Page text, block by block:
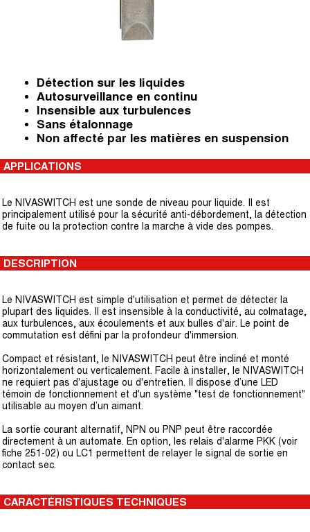
Détection sur les liquides
Autosurveillance en continu
Insensible aux turbulences
Sans étalonnage
Non affecté par les matières en suspension
APPLICATIONS
Le NIVASWITCH est une sonde de niveau pour liquide. Il est
principalement utilisé pour la sécurité anti-débordement, la détection
de fuite ou la protection contre la marche à vide des pompes.
DESCRIPTION
Le NIVASWITCH est simple d'utilisation et permet de détecter la
plupart des liquides. Il est insensible à la conductivité, au colmatage,
aux turbulences, aux écoulements et aux bulles d'air. Le point de
commutation est défini par la profondeur d'immersion.
Compact et résistant, le NIVASWITCH peut être incliné et monté
horizontalement ou verticalement. Facile à installer, le NIVASWITCH
ne requiert pas d'ajustage ou d'entretien. Il dispose d’une LED
témoin de fonctionnement et d'un système "test de fonctionnement"
utilisable au moyen d’un aimant.
La sortie courant alternatif, NPN ou PNP peut être raccordée
directement à un automate. En option, les relais d'alarme PKK (voir
fiche 251-02) ou LC1 permettent de relayer le signal de sortie en
contact sec.
CARACTÉRISTIQUES TECHNIQUES